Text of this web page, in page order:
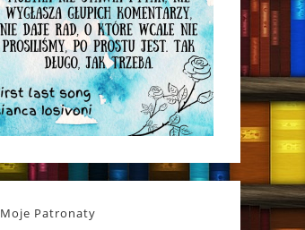
Moje Patronaty